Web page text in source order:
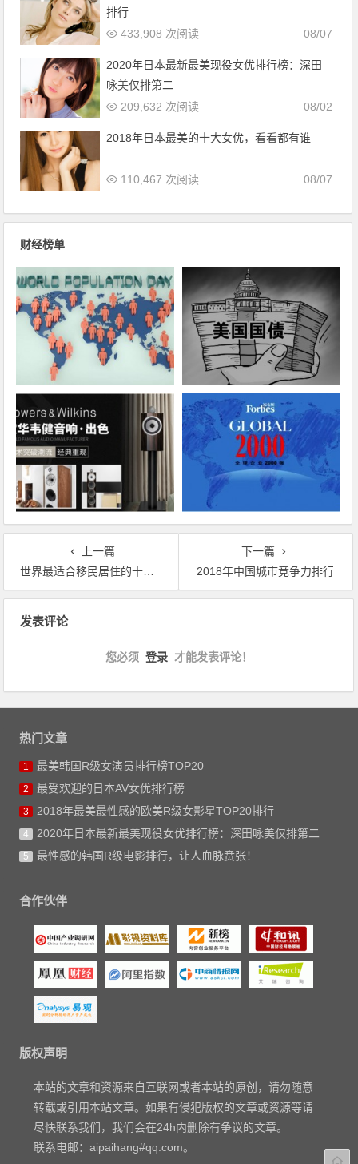
排行
08/07
433,908 次阅读
2020年日本最新最美现役女优排行榜：深田
咏美仅排第二
08/02
209,632 次阅读
2018年日本最美的十大女优，看看都有谁
08/07
110,467 次阅读
财经榜单
上一篇
世界最适合移民居住的十大国家
下一篇
2018年中国城市竞争力排行
发表评论
您必须 登录 才能发表评论！
热门文章
1 最美韩国R级女演员排行榜TOP20
2 最受欢迎的日本AV女优排行榜
3 2018年最美最性感的欧美R级女影星TOP20排行
4 2020年日本最新最美现役女优排行榜：深田咏美仅排第二
5 最性感的韩国R级电影排行，让人血脉贲张！
合作伙伴
版权声明
本站的文章和资源来自互联网或者本站的原创，请勿随意
转载或引用本站文章。如果有侵犯版权的文章或资源等请
尽快联系我们，我们会在24h内删除有争议的文章。
联系电邮：aipaihang#qq.com。